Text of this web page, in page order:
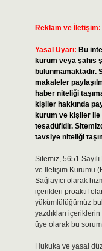
Reklam ve İletişim:
Yasal Uyarı: Bu
kurum veya şahıs
bulunmamaktadır.
makaleler
haber niteliği
kişiler hakkında
kurum ve kişiler
tesadüfidir.
tavsiye niteliği
Sitemiz, 5651
ve İletişim Kurumu
Sağlayıcı olarak
içerikleri proaktif
yükümlülüğümüz
yazdıkları
üye olarak bu
Hukuka ve yasal